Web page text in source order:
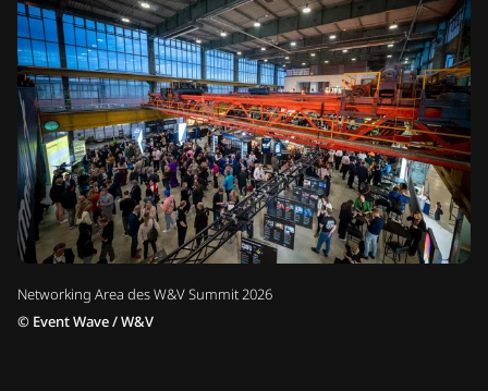
Networking Area des W&V Summit 2026
© Event Wave / W&V